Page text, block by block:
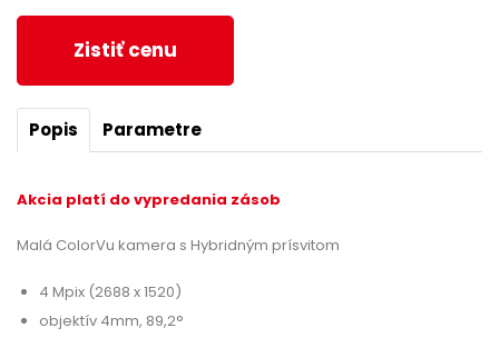
Zistiť cenu
Popis Parametre
Akcia platí do vypredania zásob
Malá ColorVu kamera s Hybridným prísvitom
4 Mpix (2688 x 1520)
objektív 4mm, 89,2°